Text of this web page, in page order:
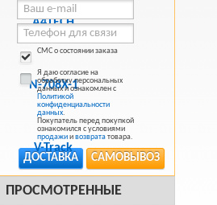
СМС о состоянии заказа
Я даю согласие на
обработку персональных
данных и ознакомлен с
Политикой
конфиденциальности
данных.
Покупатель перед покупкой
ознакомился с условиями
продажиивозврататовара.
САМОВЫВОЗ
ДОСТАВКА
ПРОСМОТРЕННЫЕ